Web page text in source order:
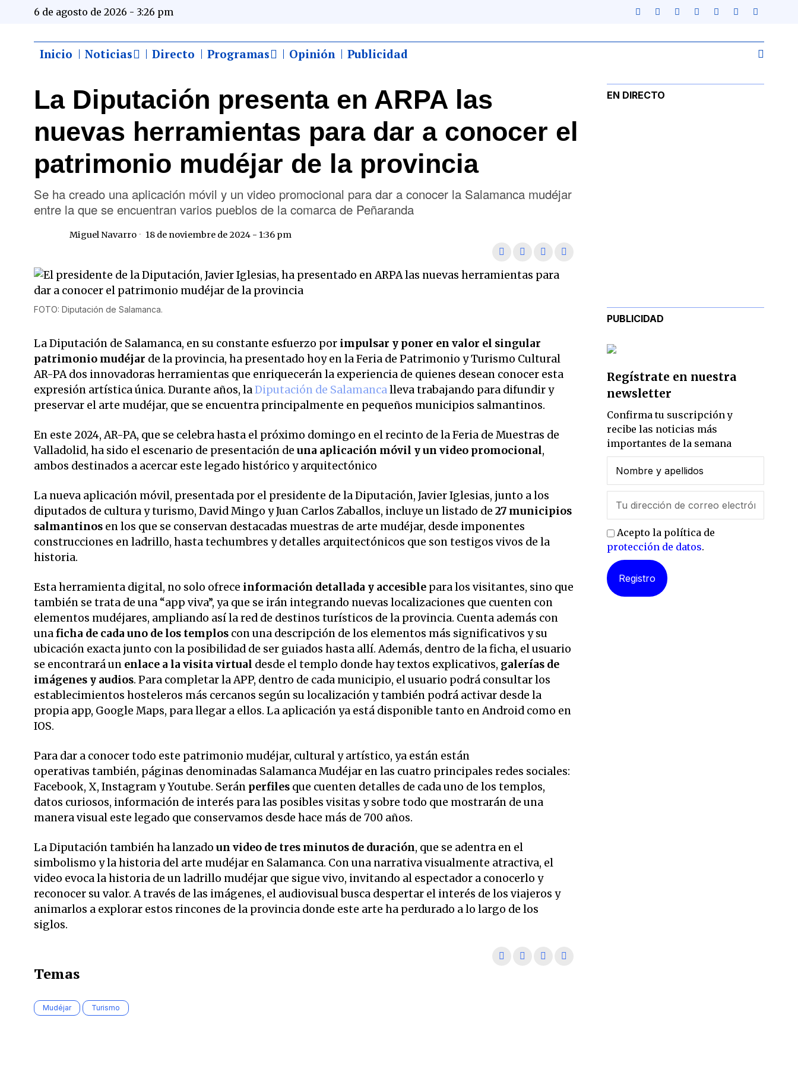
6 de agosto de 2026 - 3:26 pm
Inicio Noticias Directo Programas Opinión Publicidad
La Diputación presenta en ARPA las
nuevas herramientas para dar a conocer el
patrimonio mudéjar de la provincia
Se ha creado una aplicación móvil y un video promocional para dar a conocer la Salamanca mudéjar
entre la que se encuentran varios pueblos de la comarca de Peñaranda
Miguel Navarro 18 de noviembre de 2024 - 1:36 pm
FOTO: Diputación de Salamanca.
La Diputación de Salamanca, en su constante esfuerzo por impulsar y poner en valor el singular
patrimonio mudéjar de la provincia, ha presentado hoy en la Feria de Patrimonio y Turismo Cultural
AR-PA dos innovadoras herramientas que enriquecerán la experiencia de quienes desean conocer esta
expresión artística única. Durante años, laDiputación de Salamancalleva trabajando para difundir y
preservar el arte mudéjar, que se encuentra principalmente en pequeños municipios salmantinos.
En este 2024, AR-PA, que se celebra hasta el próximo domingo en el recinto de la Feria de Muestras de
Valladolid, ha sido el escenario de presentación de una aplicación móvil y un video promocional,
ambos destinados a acercar este legado histórico y arquitectónico
La nueva aplicación móvil, presentada por el presidente de la Diputación, Javier Iglesias, junto a los
diputados de cultura y turismo, David Mingo y Juan Carlos Zaballos, incluye un listado de 27 municipios
salmantinos en los que se conservan destacadas muestras de arte mudéjar, desde imponentes
construcciones en ladrillo, hasta techumbres y detalles arquitectónicos que son testigos vivos de la
historia.
Esta herramienta digital, no solo ofrece información detallada y accesible para los visitantes, sino que
también se trata de una “app viva”, ya que se irán integrando nuevas localizaciones que cuenten con
elementos mudéjares, ampliando así la red de destinos turísticos de la provincia. Cuenta además con
unaficha de cada uno de los templos con una descripción de los elementos más significativos y su
ubicación exacta junto con la posibilidad de ser guiados hasta allí. Además, dentro de la ficha, el usuario
se encontrará un enlace a la visita virtual desde el templo donde hay textos explicativos, galerías de
imágenes y audios. Para completar la APP, dentro de cada municipio, el usuario podrá consultar los
establecimientos hosteleros más cercanos según su localización y también podrá activar desde la
propia app, Google Maps, para llegar a ellos. La aplicación ya está disponible tanto en Android como en
IOS.
Para dar a conocer todo este patrimonio mudéjar, cultural y artístico, ya están están
operativas también, páginas denominadas Salamanca Mudéjar en las cuatro principales redes sociales:
Facebook, X, Instagram y Youtube. Serán perfiles que cuenten detalles de cada uno de los templos,
datos curiosos, información de interés para las posibles visitas y sobre todo que mostrarán de una
manera visual este legado que conservamos desde hace más de 700 años.
La Diputación también ha lanzado un video de tres minutos de duración, que se adentra en el
simbolismo y la historia del arte mudéjar en Salamanca. Con una narrativa visualmente atractiva, el
video evoca la historia de un ladrillo mudéjar que sigue vivo, invitando al espectador a conocerlo y
reconocer su valor. A través de las imágenes, el audiovisual busca despertar el interés de los viajeros y
animarlos a explorar estos rincones de la provincia donde este arte ha perdurado a lo largo de los
siglos.
Temas
Mudéjar Turismo
EN DIRECTO
PUBLICIDAD
Regístrate en nuestra
newsletter
Confirma tu suscripción y
recibe las noticias más
importantes de la semana
Acepto la política de
protección de datos.